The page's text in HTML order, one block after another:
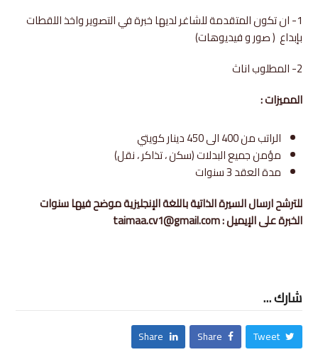
1- ان تكون المتقدمة للشاغر لديها خبرة في التصوير واخذ اللقطات
بإبداع ( صور و فيديوهات)
2- المطلوب اناث
المميزات :
الراتب من 400 الى 450 دينار كويتي
مؤمن جميع البدلات (سكن ، تذاكر ، نقل)
مدة العقد 3 سنوات
للترشح ارسال السيرة الذاتية باللغة الإنجليزية موضح فيها سنوات
الخبرة على الإيميل : taimaa.cv1@gmail.com
شارك ...
Tweet
Share
Share